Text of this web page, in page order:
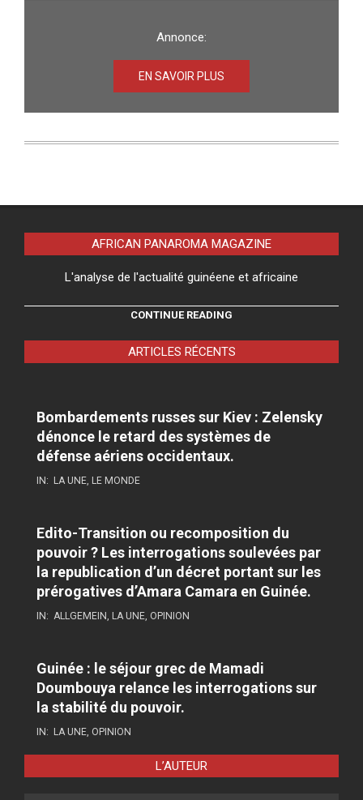
Annonce:
EN SAVOIR PLUS
AFRICAN PANAROMA MAGAZINE
L'analyse de l'actualité guinéene et africaine
CONTINUE READING
ARTICLES RÉCENTS
Bombardements russes sur Kiev : Zelensky
dénonce le retard des systèmes de
défense aériens occidentaux.
IN: LA UNE LE MONDE
Edito-Transition ou recomposition du
pouvoir ? Les interrogations soulevées par
la republication d’un décret portant sur les
prérogatives d’Amara Camara en Guinée.
IN: ALLGEMEIN LA UNE OPINION
Guinée : le séjour grec de Mamadi
Doumbouya relance les interrogations sur
la stabilité du pouvoir.
IN: LA UNE OPINION
L’AUTEUR